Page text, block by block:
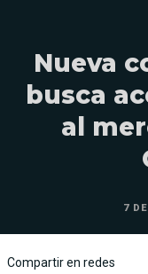
Nueva
busca
al
7
Compartir en redes